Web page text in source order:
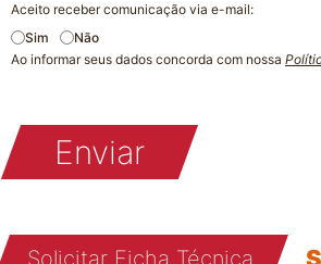
Aceito receber comunicação via e-mail:
Sim
Não
Ao informar seus dados concorda com nossa
Enviar
Solicitar Ficha Técnica